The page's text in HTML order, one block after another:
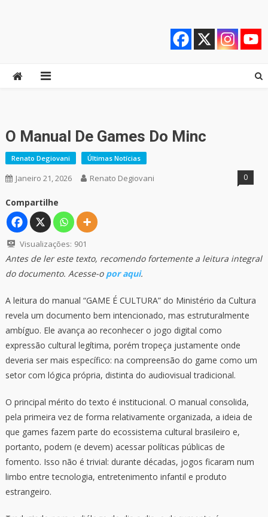
Quebrando o Controle
O Manual De Games Do Minc
Renato Degiovani Últimas Notícias
Janeiro 21, 2026 Renato Degiovani 0
Compartilhe
Visualizações: 901
Antes de ler este texto, recomendo fortemente a leitura integral
do documento. Acesse-o por aqui.
A leitura do manual “GAME É CULTURA” do Ministério da Cultura
revela um documento bem intencionado, mas estruturalmente
ambíguo. Ele avança ao reconhecer o jogo digital como
expressão cultural legítima, porém tropeça justamente onde
deveria ser mais específico: na compreensão do game como um
setor com lógica própria, distinta do audiovisual tradicional.
O principal mérito do texto é institucional. O manual consolida,
pela primeira vez de forma relativamente organizada, a ideia de
que games fazem parte do ecossistema cultural brasileiro e,
portanto, podem (e devem) acessar políticas públicas de
fomento. Isso não é trivial: durante décadas, jogos ficaram num
limbo entre tecnologia, entretenimento infantil e produto
estrangeiro.